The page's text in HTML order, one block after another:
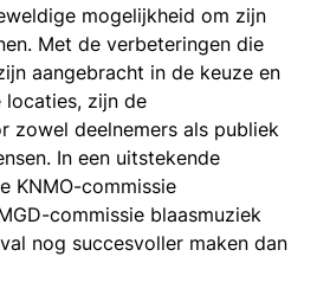
mogelijkheid om zijn
Met de verbeteringen die
aangebracht in de keuze en
zijn de
zowel deelnemers als publiek
In een uitstekende
KNMO-commissie
commissie blaasmuziek
nog succesvoller maken dan